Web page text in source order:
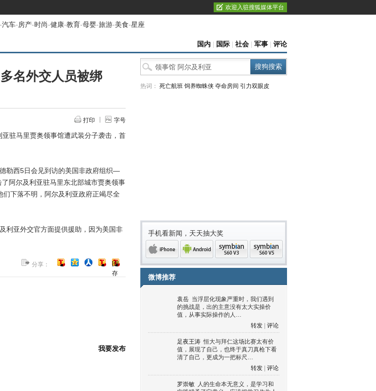
欢迎入驻搜狐媒体平台
-汽车-房产-时尚-健康-教育-母婴-旅游-美食-星座
国内 国际 社会 军事 评论
名外交人员被绑
打印 字号
驻马里贾奥领事馆遭武装分子袭击，首
勒西5日会见到访的美国非政府组织—
阿尔及利亚驻马里东北部城市贾奥领事
下落不明，阿尔及利亚政府正竭尽全
亚外交官方面提供援助，因为美国非
分享：
[保
存
我要发布
热词： 死亡航班 饲养蜘蛛侠 夺命房间 引力双眼皮
手机看新闻，天天抽大奖
Android symbian
微博推荐
袁岳 当浮层化现象严重时，我们遇到
的挑战是，出的主意没有太大实操价
值，从事实际操作的人…
转发
评论
足夜王涛 恒大与拜仁这场比赛太有价
值，展现了自己，也终于真刀真枪下看
清了自己，更成为一把标尺…
转发
评论
罗崇敏 人的生命本无意义，是学习和